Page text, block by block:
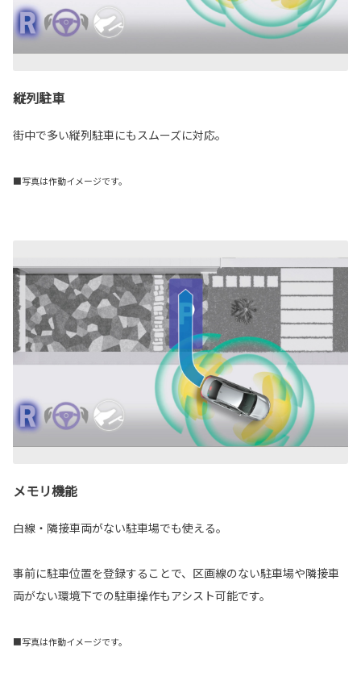
縦列駐車
街中で多い縦列駐車にもスムーズに対応。
■写真は作動イメージです。
メモリ機能
白線・隣接車両がない駐車場でも使える。
事前に駐車位置を登録することで、区画線のない駐車場や隣接車
両がない環境下での駐車操作もアシスト可能です。
■写真は作動イメージです。